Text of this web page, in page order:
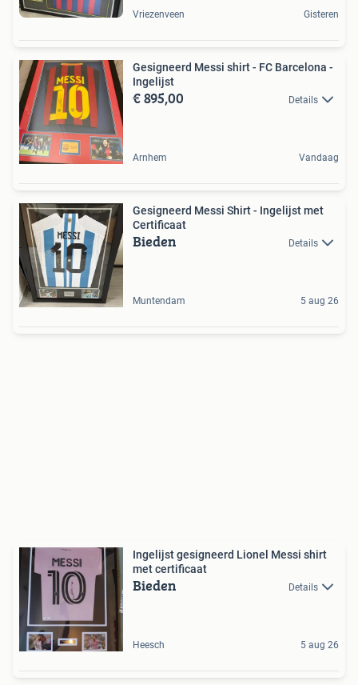
Vriezenveen Gisteren
Gesigneerd Messi shirt - FC Barcelona -
Ingelijst
€ 895,00 Details
Arnhem Vandaag
Gesigneerd Messi Shirt - Ingelijst met
Certificaat
Bieden Details
Muntendam 5 aug 26
Ingelijst gesigneerd Lionel Messi shirt
met certificaat
Bieden Details
Heesch 5 aug 26